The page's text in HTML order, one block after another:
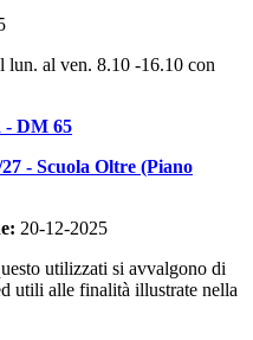
lun. al ven. 8.10 -16.10 con
- DM 65
- Scuola Oltre (Piano
20-12-2025
utilizzati si avvalgono di
utili alle finalità illustrate nella